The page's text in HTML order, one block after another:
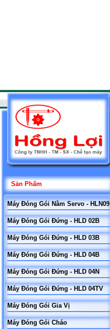
Sản Phẩm
Máy Đóng Gói Nằm Servo - HLN09
Máy Đóng Gói Đứng - HLD 02B
Máy Đóng Gói Đứng - HLD 03B
Máy Đóng Gói Đứng - HLD 04B
Máy Đóng Gói Đứng - HLD 04N
Máy Đóng Gói Đứng - HLD 04TV
Máy Đóng Gói Gia Vị
Máy Đóng Gói Cháo